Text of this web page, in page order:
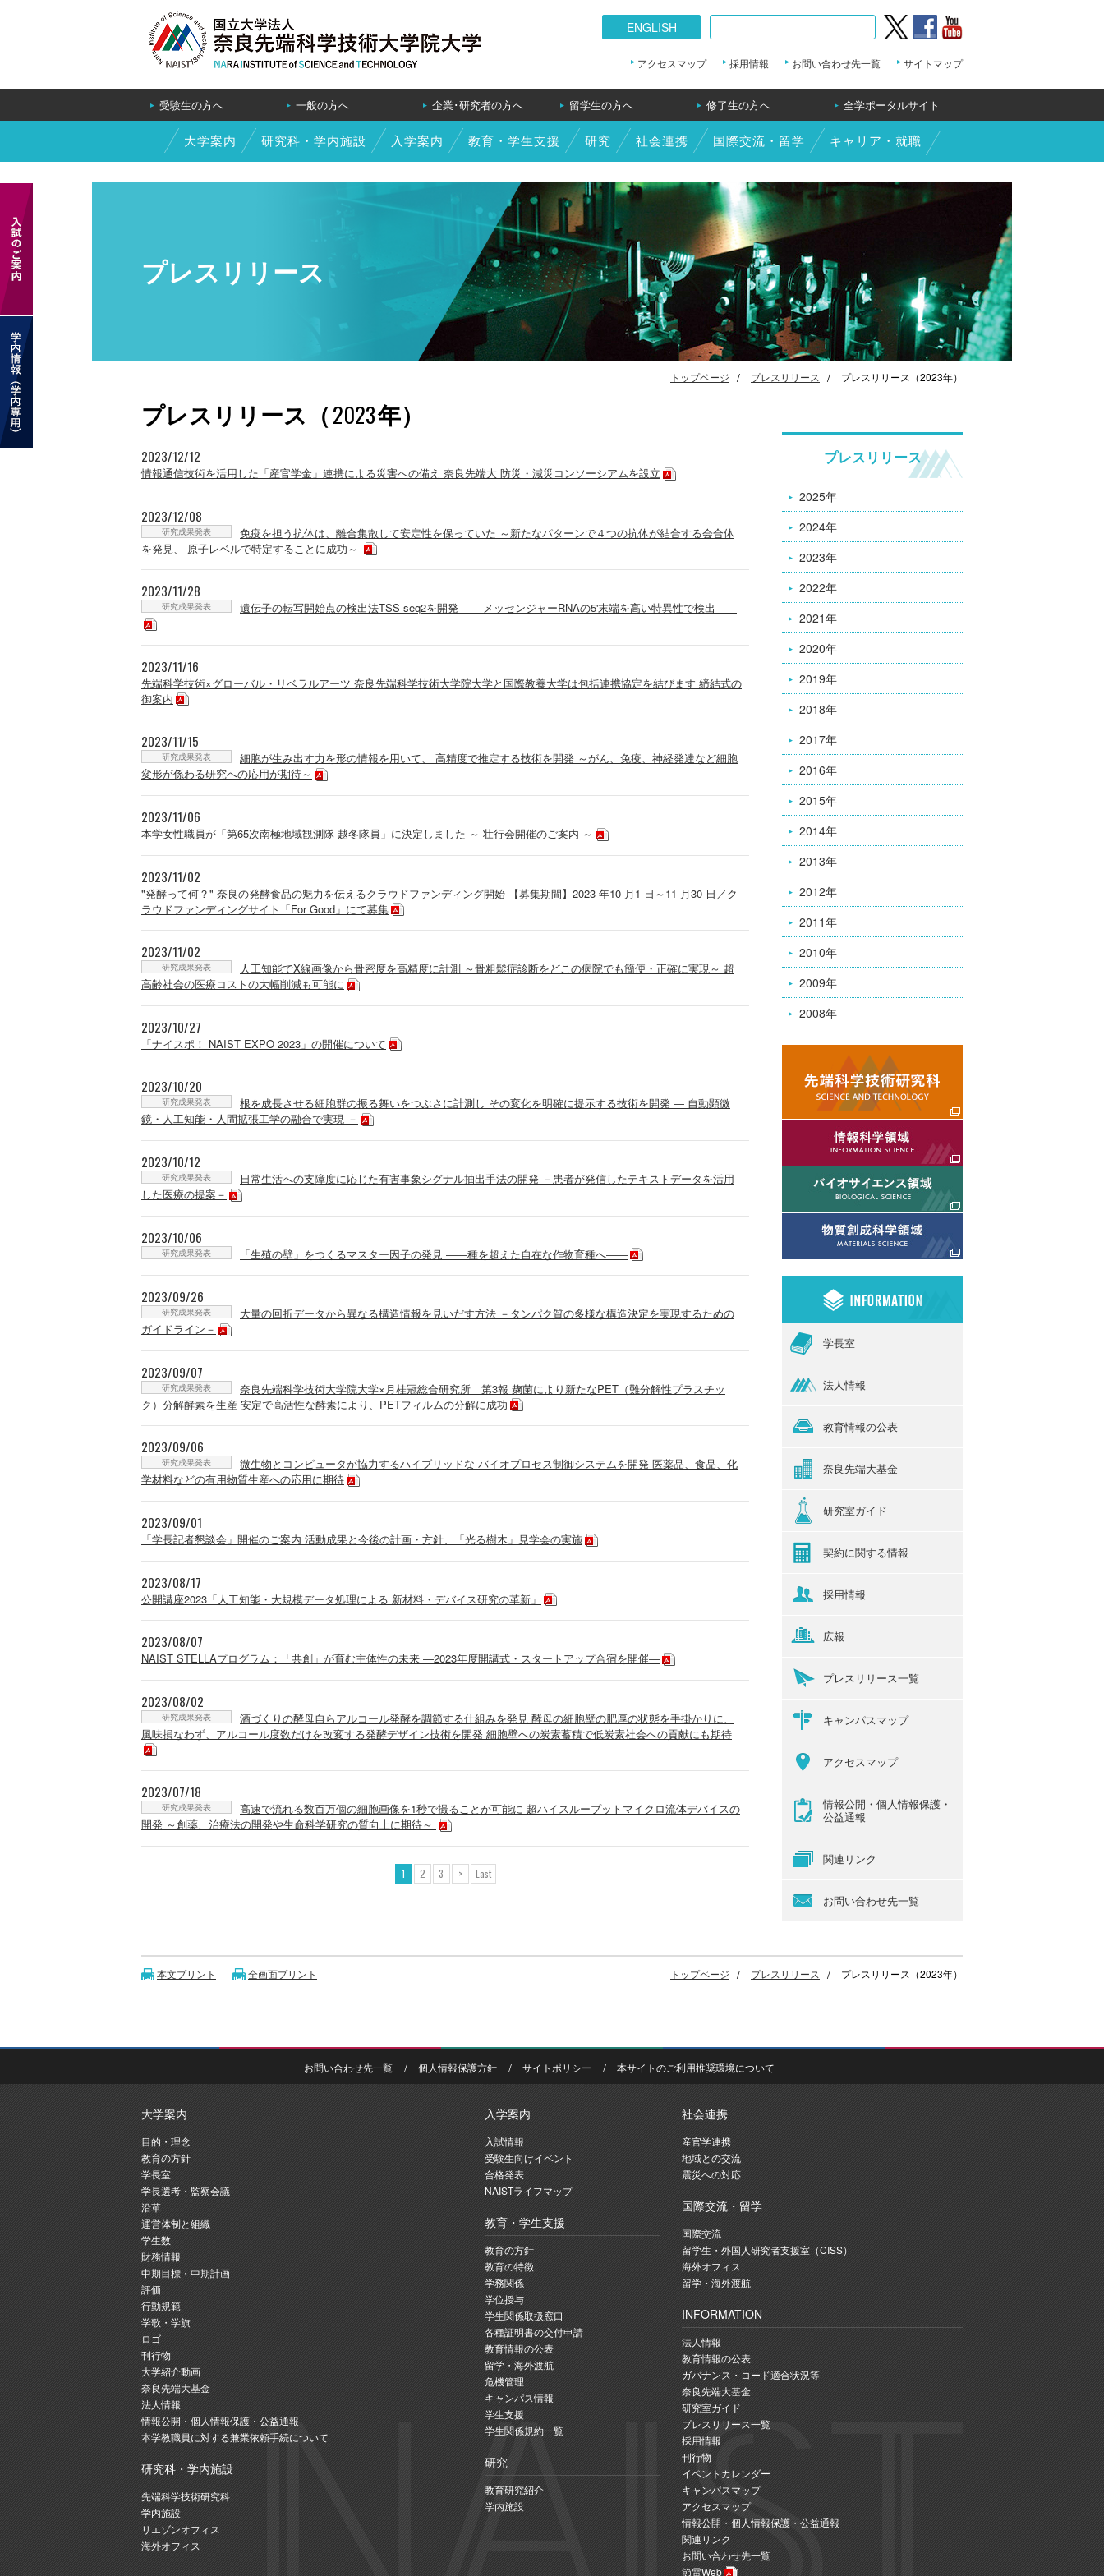
twitterFacebook
ENGLISH
ENGLISH
アクセスマップ 採用情報 お問い合わせ先一覧 サイトマップ
受験生の方へ 一般の方へ 企業･研究者の方へ 留学生の方へ 修了生の方へ 全学ポータルサイト
大学案内 研究科・学内施設 入学案内 教育・学生支援 研究 社会連携 国際交流・留学 キャリア・就職
プレスリリース
トップページ プレスリリース プレスリリース（2023年）
プレスリリース（2023年）
2023/12/12
情報通信技術を活用した「産官学金」連携による災害への備え 奈良先端大 防災・減災コンソーシアムを設立
2023/12/08
研究成果発表
免疫を担う抗体は、離合集散して安定性を保っていた ～新たなパターンで４つの抗体が結合する会合体
を発見、 原子レベルで特定することに成功～
2023/11/28
研究成果発表 遺伝子の転写開始点の検出法TSS-seq2を開発 ――メッセンジャーRNAの5'末端を高い特異性で検出――
2023/11/16
先端科学技術×グローバル・リベラルアーツ 奈良先端科学技術大学院大学と国際教養大学は包括連携協定を結びます 締結式の
御案内
2023/11/15
研究成果発表
細胞が生み出す力を形の情報を用いて、 高精度で推定する技術を開発 ～がん、免疫、神経発達など細胞
変形が係わる研究への応用が期待～
2023/11/06
本学女性職員が「第65次南極地域観測隊 越冬隊員」に決定しました ～ 壮行会開催のご案内 ～
2023/11/02
"発酵って何？" 奈良の発酵食品の魅力を伝えるクラウドファンディング開始 【募集期間】2023 年10 月1 日～11 月30 日／ク
ラウドファンディングサイト「For Good」にて募集
2023/11/02
研究成果発表
人工知能でX線画像から骨密度を高精度に計測 ～骨粗鬆症診断をどこの病院でも簡便・正確に実現～ 超
高齢社会の医療コストの大幅削減も可能に
2023/10/27
「ナイスポ！ NAIST EXPO 2023」の開催について
2023/10/20
研究成果発表
根を成長させる細胞群の振る舞いをつぶさに計測し その変化を明確に提示する技術を開発 ― 自動顕微
鏡・人工知能・人間拡張工学の融合で実現 －
2023/10/12
研究成果発表
日常生活への支障度に応じた有害事象シグナル抽出手法の開発 －患者が発信したテキストデータを活用
した医療の提案－
2023/10/06
研究成果発表 「生殖の壁」をつくるマスター因子の発見 ――種を超えた自在な作物育種へ――
2023/09/26
研究成果発表
大量の回折データから異なる構造情報を見いだす方法 －タンパク質の多様な構造決定を実現するための
ガイドライン－
2023/09/07
研究成果発表
奈良先端科学技術大学院大学×月桂冠総合研究所 第3報 麹菌により新たなPET（難分解性プラスチッ
ク）分解酵素を生産 安定で高活性な酵素により、PETフィルムの分解に成功
2023/09/06
研究成果発表
微生物とコンピュータが協力するハイブリッドな バイオプロセス制御システムを開発 医薬品、食品、化
学材料などの有用物質生産への応用に期待
2023/09/01
「学長記者懇談会」開催のご案内 活動成果と今後の計画・方針、「光る樹木」見学会の実施
2023/08/17
公開講座2023「人工知能・大規模データ処理による 新材料・デバイス研究の革新」
2023/08/07
NAIST STELLAプログラム：「共創」が育む主体性の未来 ―2023年度開講式・スタートアップ合宿を開催―
2023/08/02
研究成果発表
酒づくりの酵母自らアルコール発酵を調節する仕組みを発見 酵母の細胞壁の肥厚の状態を手掛かりに、
風味損なわず、アルコール度数だけを改変する発酵デザイン技術を開発 細胞壁への炭素蓄積で低炭素社会への貢献にも期待
2023/07/18
研究成果発表
高速で流れる数百万個の細胞画像を1秒で撮ることが可能に 超ハイスループットマイクロ流体デバイスの
開発 ～創薬、治療法の開発や生命科学研究の質向上に期待～
1 2 3 > Last
プレスリリース
2025年
2024年
2023年
2022年
2021年
2020年
2019年
2018年
2017年
2016年
2015年
2014年
2013年
2012年
2011年
2010年
2009年
2008年
情報科学領域
バイオサイエンス領域
物質創成科学領域
学長室
法人情報
教育情報の公表
奈良先端大基金
研究室ガイド
契約に関する情報
採用情報
広報
プレスリリース一覧
キャンパスマップ
アクセスマップ
情報公開・個人情報保護・
公益通報
関連リンク
お問い合わせ先一覧
本文プリント 全画面プリント トップページ プレスリリース プレスリリース（2023年）
お問い合わせ先一覧 個人情報保護方針 サイトポリシー 本サイトのご利用推奨環境について
大学案内
目的・理念
教育の方針
学長室
学長選考・監察会議
沿革
運営体制と組織
学生数
財務情報
中期目標・中期計画
評価
行動規範
学歌・学旗
ロゴ
刊行物
大学紹介動画
奈良先端大基金
法人情報
情報公開・個人情報保護・公益通報
本学教職員に対する兼業依頼手続について
研究科・学内施設
先端科学技術研究科
学内施設
リエゾンオフィス
海外オフィス
入学案内
入試情報
受験生向けイベント
合格発表
NAISTライフマップ
教育・学生支援
教育の方針
教育の特徴
学務関係
学位授与
学生関係取扱窓口
各種証明書の交付申請
教育情報の公表
留学・海外渡航
危機管理
キャンパス情報
学生支援
学生関係規約一覧
研究
教育研究紹介
学内施設
社会連携
産官学連携
地域との交流
震災への対応
国際交流・留学
国際交流
留学生・外国人研究者支援室（CISS）
海外オフィス
留学・海外渡航
INFORMATION
法人情報
教育情報の公表
ガバナンス・コード適合状況等
奈良先端大基金
研究室ガイド
プレスリリース一覧
採用情報
刊行物
イベントカレンダー
キャンパスマップ
アクセスマップ
情報公開・個人情報保護・公益通報
関連リンク
お問い合わせ先一覧
節電Web